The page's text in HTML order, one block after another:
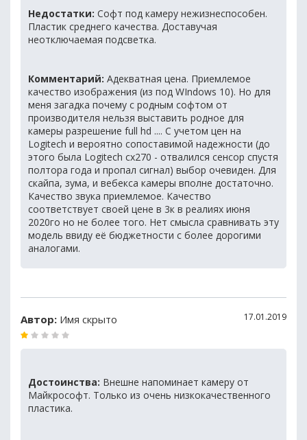
Недостатки: Софт под камеру нежизнеспособен.
Пластик среднего качества. Доставучая
неотключаемая подсветка.
Комментарий: Адекватная цена. Приемлемое
качество изображения (из под WIndows 10). Но для
меня загадка почему с родным софтом от
производителя нельзя выставить родное для
камеры разрешение full hd .... С учетом цен на
Logitech и вероятно сопоставимой надежности (до
этого была Logitech cx270 - отвалился сенсор спустя
полтора года и пропал сигнал) выбор очевиден. Для
скайпа, зума, и вебекса камеры вполне достаточно.
Качество звука приемлемое. Качество
соответствует своей цене в 3к в реалиях июня
2020го но не более того. Нет смысла сравнивать эту
модель ввиду её бюджетности с более дорогими
аналогами.
Автор: Имя скрыто 17.01.2019
Достоинства: Внешне напоминает камеру от
Майкрософт. Только из очень низкокачественного
пластика.